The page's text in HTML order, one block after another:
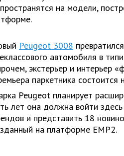
на модели,
Peugeot 3008
автомобиля в
экстерьер и интерьер
паркетника
Peugeot планирует
лет она должна войти
и представить 18
на платформе EMP2.